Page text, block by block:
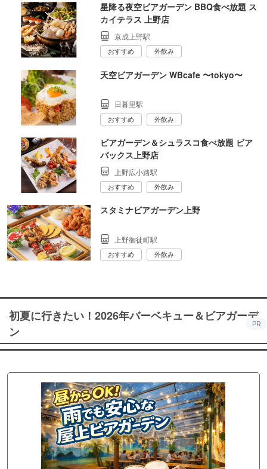
星降る夜空ビアガーデン BBQ食べ放題 ス
カイテラス 上野店
京成上野駅
おすすめ 外飲み
天空ビアガーデン WBcafe 〜tokyo〜
日暮里駅
おすすめ 外飲み
ビアガーデン＆シュラスコ食べ放題 ビア
バックス上野店
上野広小路駅
おすすめ 外飲み
スタミナビアガーデン上野
上野御徒町駅
おすすめ 外飲み
初夏に行きたい！2026年バーベキュー＆ビアガーデ
ン
PR